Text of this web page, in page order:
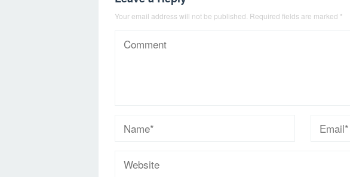
Your email address will not be published. Required fields are marked *